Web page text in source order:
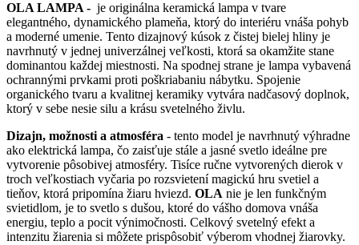
OLA LAMPA - je originálna keramická lampa v tvare
elegantného, dynamického plameňa, ktorý do interiéru vnáša pohyb
a moderné umenie. Tento dizajnový kúsok z čistej bielej hliny je
navrhnutý v jednej univerzálnej veľkosti, ktorá sa okamžite stane
dominantou každej miestnosti. Na spodnej strane je lampa vybavená
ochrannými prvkami proti poškriabaniu nábytku. Spojenie
organického tvaru a kvalitnej keramiky vytvára nadčasový doplnok,
ktorý v sebe nesie silu a krásu svetelného živlu.
Dizajn, možnosti a atmosféra - tento model je navrhnutý výhradne
ako elektrická lampa, čo zaisťuje stále a jasné svetlo ideálne pre
vytvorenie pôsobivej atmosféry. Tisíce ručne vytvorených dierok v
troch veľkostiach vyčaria po rozsvietení magickú hru svetiel a
tieňov, ktorá pripomína žiaru hviezd. OLA nie je len funkčným
svietidlom, je to svetlo s dušou, ktoré do vášho domova vnáša
energiu, teplo a pocit výnimočnosti. Celkový svetelný efekt a
intenzitu žiarenia si môžete prispôsobiť výberom vhodnej žiarovky.